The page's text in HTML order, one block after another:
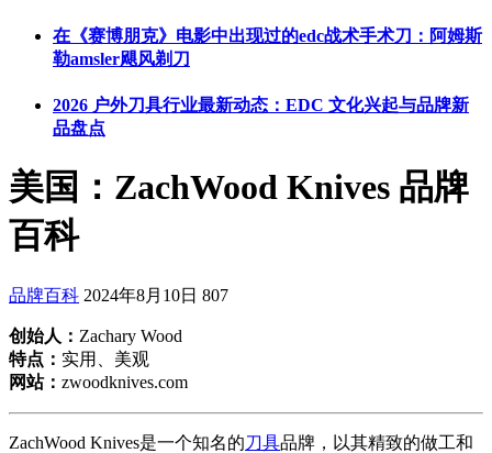
在《赛博朋克》电影中出现过的edc战术手术刀：阿姆斯
勒amsler飓风剃刀
2026 户外刀具行业最新动态：EDC 文化兴起与品牌新
品盘点
美国：ZachWood Knives 品牌
百科
品牌百科 2024年8月10日 807
创始人： Zachary Wood
特点： 实用、美观
网站： zwoodknives.com
ZachWood Knives是一个知名的刀具品牌，以其精致的做工和